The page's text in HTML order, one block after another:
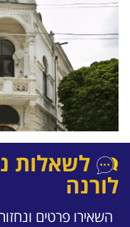
לשאלות
לורנה
השאירו פרטים